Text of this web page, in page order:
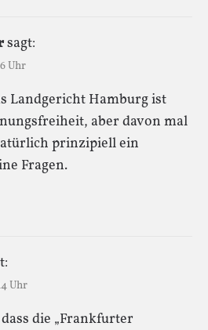
sagt:
Uhr
Landgericht Hamburg ist
aber davon mal
prinzipiell ein
Fragen.
Uhr
die „Frankfurter